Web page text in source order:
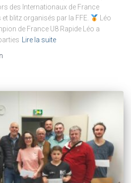
des Internationaux de France
blitz organisés par la FFE.
Léo
de France U8 Rapide Léo a
Lire la suite